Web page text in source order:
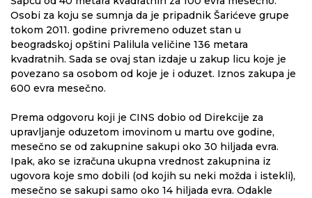
Osobi za koju se sumnja da je pripadnik Šarićeve grupe
tokom 2011. godine privremeno oduzet stan u
beogradskoj opštini Palilula veličine 136 metara
kvadratnih. Sada se ovaj stan izdaje u zakup licu koje je
povezano sa osobom od koje je i oduzet. Iznos zakupa je
600 evra mesečno.
Prema odgovoru koji je CINS dobio od Direkcije za
upravljanje oduzetom imovinom u martu ove godine,
mesečno se od zakupnine sakupi oko 30 hiljada evra.
Ipak, ako se izračuna ukupna vrednost zakupnina iz
ugovora koje smo dobili (od kojih su neki možda i istekli),
mesečno se sakupi samo oko 14 hiljada evra. Odakle